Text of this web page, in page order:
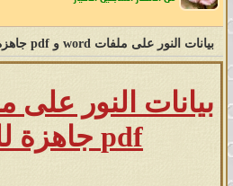
يستخدمون الا الهاتف
يتقبل منا ومنكم
لوجهه ويزيدنا حباً
بنعيم رضوان نفسه
الذي اتخذناه عنده
يرضى سأظل أنافسكم
بيانات النور على ملفات word و pdf جاهزة للطباعة
pdf جاهزة للطباعة